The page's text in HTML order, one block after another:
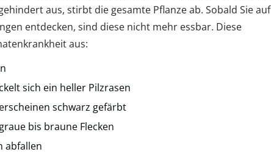
aus, stirbt die gesamte Pflanze ab. Sobald Sie auf
entdecken, sind diese nicht mehr essbar. Diese
aus:
sich ein heller Pilzrasen
schwarz gefärbt
bis braune Flecken
abfallen